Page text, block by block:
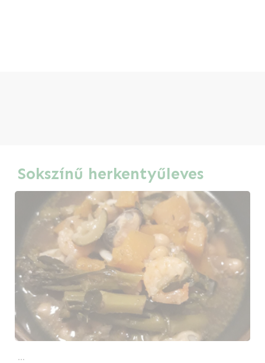
Sokszínű herkentyűleves
...